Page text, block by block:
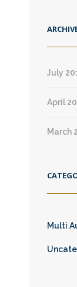
July
April
March
Multi